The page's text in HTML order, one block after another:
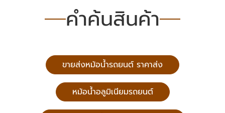
คำค้นสินค้า
ขายส่งหม้อน้ำรถยนต์ ราคาส่ง
หม้อน้ำอลูมิเนียมรถยนต์